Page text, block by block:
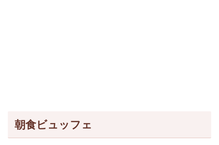
朝食ビュッフェ